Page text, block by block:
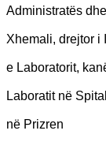
Administratës
Xhemali, drejtor i
e Laboratorit,
Laboratit në
në Prizren